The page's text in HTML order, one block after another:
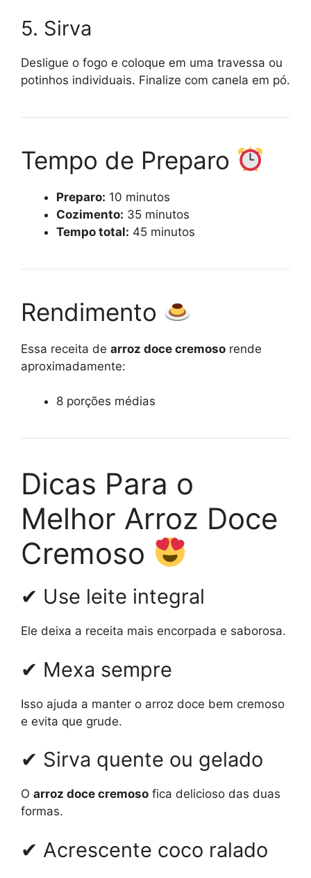
5. Sirva
Desligue o fogo e coloque em uma travessa ou
potinhos individuais. Finalize com canela em pó.
Tempo de Preparo
Preparo: 10 minutos
Cozimento: 35 minutos
Tempo total: 45 minutos
Rendimento
Essa receita de arroz doce cremoso rende
aproximadamente:
8 porções médias
Dicas Para o
Melhor Arroz Doce
Cremoso
✔ Use leite integral
Ele deixa a receita mais encorpada e saborosa.
✔ Mexa sempre
Isso ajuda a manter o arroz doce bem cremoso
e evita que grude.
✔ Sirva quente ou gelado
O arroz doce cremoso fica delicioso das duas
formas.
✔ Acrescente coco ralado